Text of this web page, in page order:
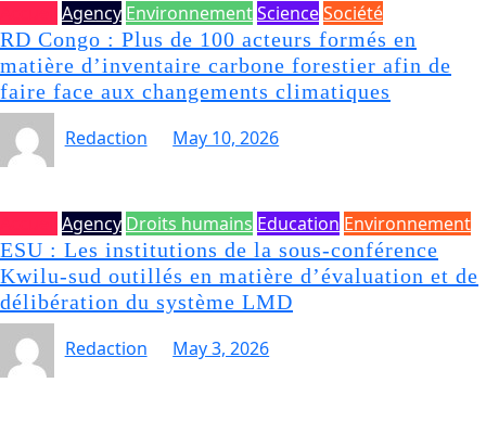
Agency EnvironnementScienceSociété
RD Congo : Plus de 100 acteurs formés en
matière d’inventaire carbone forestier afin de
faire face aux changements climatiques
Redaction
May 10, 2026
Agency Droits humains Education Environnement
ESU : Les institutions de la sous-conférence
Kwilu-sud outillés en matière d’évaluation et de
délibération du système LMD
Redaction
May 3, 2026